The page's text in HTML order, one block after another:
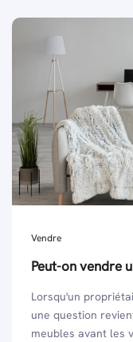
Vendre
Peut-on vendre
Lorsqu'un
une question
meubles avant les